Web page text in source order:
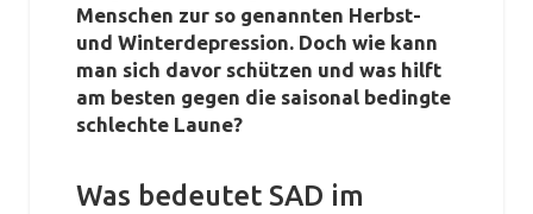
Menschen zur so genannten Herbst-
und Winterdepression. Doch wie kann
man sich davor schützen und was hilft
am besten gegen die saisonal bedingte
schlechte Laune?
Was bedeutet SAD im